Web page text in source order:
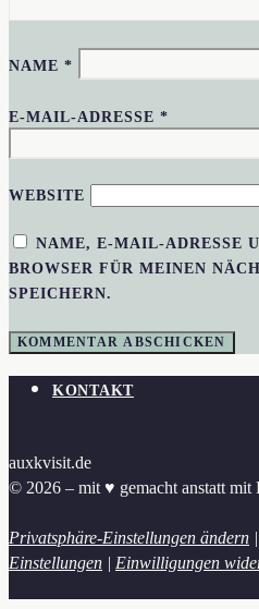
NAME*
E-MAIL-ADRESSE*
WEBSITE
NAME, E-MAIL-ADRESSE
BROWSER FÜR MEINEN
SPEICHERN.
KONTAKT
auxkvisit.de
© 2026 – mit ♥︎ gemacht anstatt mit
Privatsphäre-Einstellungen ändern |
Einstellungen | Einwilligungen